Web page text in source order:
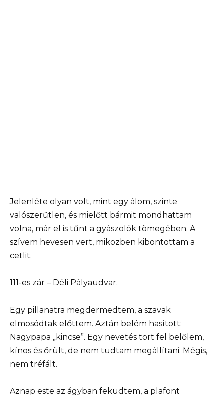
Jelenléte olyan volt, mint egy álom, szinte
valószerűtlen, és mielőtt bármit mondhattam
volna, már el is tűnt a gyászolók tömegében. A
szívem hevesen vert, miközben kibontottam a
cetlit.
111-es zár – Déli Pályaudvar.
Egy pillanatra megdermedtem, a szavak
elmosódtak előttem. Aztán belém hasított:
Nagypapa „kincse”. Egy nevetés tört fel belőlem,
kínos és őrült, de nem tudtam megállítani. Mégis,
nem tréfált.
Aznap este az ágyban feküdtem, a plafont